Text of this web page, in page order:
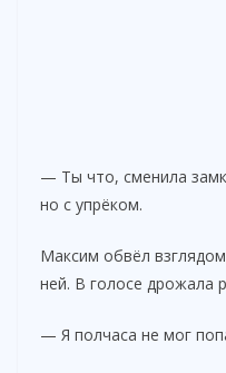
— Ты что, сменила
но с упрёком.
Максим обвёл
ней. В голосе дрожала
— Я полчаса не мог